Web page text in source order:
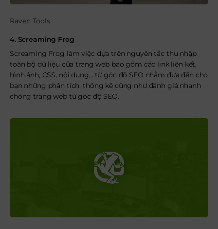
Raven Tools
4. Screaming Frog
Screaming Frog làm việc dựa trên nguyên tắc thu nhập
toàn bộ dữ liệu của trang web bao gồm các link liên kết,
hình ảnh, CSS, nội dung,…từ góc độ SEO nhằm đưa đến cho
bạn những phân tích, thống kê cũng như đánh giá nhanh
chóng trang web từ góc độ SEO.